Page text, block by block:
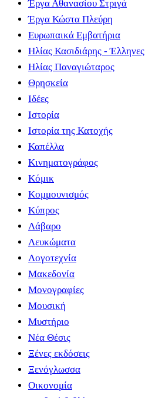
Έργα Αθανασίου Στριγά
Έργα Κώστα Πλεύρη
Ευρωπαικά Εμβατήρια
Ηλίας Κασιδιάρης - Έλληνες
Ηλίας Παναγιώταρος
Θρησκεία
Ιδέες
Ιστορία
Ιστορία της Κατοχής
Καπέλλα
Κινηματογράφος
Κόμικ
Κομμουνισμός
Κύπρος
Λάβαρο
Λευκώματα
Λογοτεχνία
Μακεδονία
Μονογραφίες
Μουσική
Μυστήριο
Νέα Θέσις
Ξένες εκδόσεις
Ξενόγλωσσα
Οικονομία